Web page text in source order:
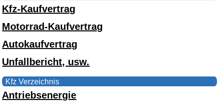
Kfz-Kaufvertrag
Motorrad-Kaufvertrag
Autokaufvertrag
Unfallbericht, usw.
Kfz Verzeichnis
Antriebsenergie